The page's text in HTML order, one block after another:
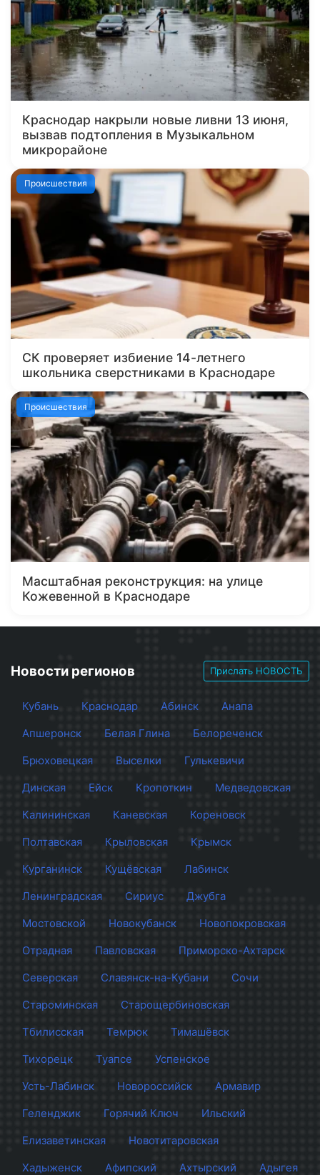
Краснодар накрыли новые ливни 13 июня,
вызвав подтопления в Музыкальном
микрорайоне
Происшествия
СК проверяет избиение 14-летнего
школьника сверстниками в Краснодаре
Происшествия
Масштабная реконструкция: на улице
Кожевенной в Краснодаре
Новости регионов Прислать НОВОСТЬ
Кубань Краснодар Абинск
Анапа
Апшеронск
Белая Глина
Белореченск
Брюховецкая
Выселки
Гулькевичи
Динская
Ейск Кропоткин
Медведовская
Калининская
Каневская
Кореновск
Полтавская
Крыловская
Крымск
Курганинск
Кущёвская
Лабинск
Ленинградская
Сириус
Джубга
Мостовской
Новокубанск
Новопокровская
Отрадная
Павловская
Приморско-Ахтарск
Северская
Славянск-на-Кубани
Сочи
Староминская
Старощербиновская
Тбилисская
Темрюк
Тимашёвск
Тихорецк
Туапсе
Успенское
Усть-Лабинск
Новороссийск
Армавир
Геленджик
Горячий Ключ
Ильский
Елизаветинская
Новотитаровская
Хадыженск
Афипский Ахтырский Адыгея